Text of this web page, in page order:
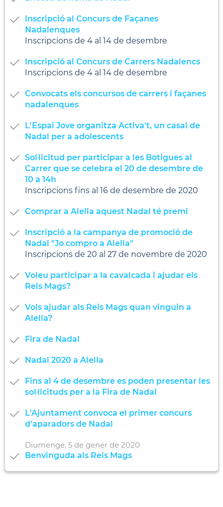
Inscripció al Concurs de Façanes
Nadalenques
Inscripcions de 4 al 14 de desembre
Inscripció al Concurs de Carrers Nadalencs
Inscripcions de 4 al 14 de desembre
Convocats els concursos de carrers i façanes
nadalenques
L'Espai Jove organitza Activa't, un casal de
Nadal per a adolescents
Sol·licitud per participar a les Botigues al
Carrer que se celebra el 20 de desembre de
10 a 14h
Inscripcions fins al 16 de desembre de 2020
Comprar a Alella aquest Nadal té premi
Inscripció a la campanya de promoció de
Nadal "Jo compro a Alella"
Inscripcions de 20 al 27 de novembre de 2020
Voleu participar a la cavalcada i ajudar els
Reis Mags?
Vols ajudar als Reis Mags quan vinguin a
Alella?
Fira de Nadal
Nadal 2020 a Alella
Fins al 4 de desembre es poden presentar les
sol·licituds per a la Fira de Nadal
L'Ajuntament convoca el primer concurs
d'aparadors de Nadal
Diumenge, 5 de gener de 2020
Benvinguda als Reis Mags